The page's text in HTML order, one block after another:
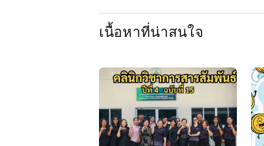
เนื้อหาที่น่าสนใจ